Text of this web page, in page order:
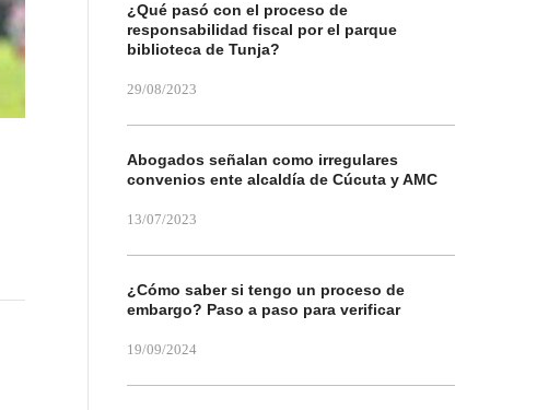
¿Qué pasó con el proceso de
responsabilidad fiscal por el parque
biblioteca de Tunja?
29/08/2023
Abogados señalan como irregulares
convenios ente alcaldía de Cúcuta y AMC
13/07/2023
¿Cómo saber si tengo un proceso de
embargo? Paso a paso para verificar
19/09/2024